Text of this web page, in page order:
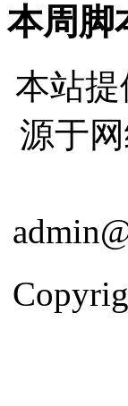
本周脚
本站提
源于